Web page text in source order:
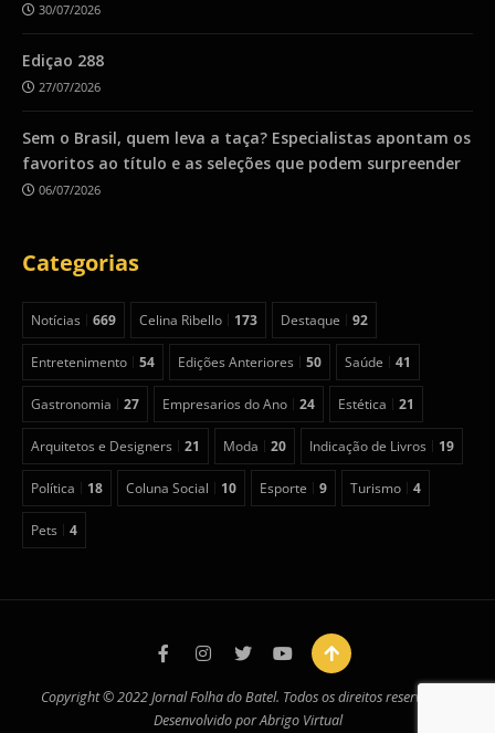
30/07/2026
Ediçao 288
27/07/2026
Sem o Brasil, quem leva a taça? Especialistas apontam os
favoritos ao título e as seleções que podem surpreender
06/07/2026
Categorias
Notícias 669 Celina Ribello 173 Destaque 92
Entretenimento 54 Edições Anteriores 50 Saúde 41
Gastronomia 27 Empresarios do Ano 24 Estética 21
Arquitetos e Designers 21 Moda 20 Indicação de Livros 19
Política 18 Coluna Social 10 Esporte 9 Turismo 4
Pets 4
Copyright © 2022 Jornal Folha do Batel. Todos os direitos reservados.
Desenvolvido porAbrigo Virtual